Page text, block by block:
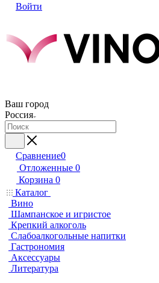
Войти
Ваш город
Россия
Сравнение0
Отложенные 0
Корзина 0
Каталог
Вино
Шампанское и игристое
Крепкий алкоголь
Слабоалкогольные напитки
Гастрономия
Аксессуары
Литература